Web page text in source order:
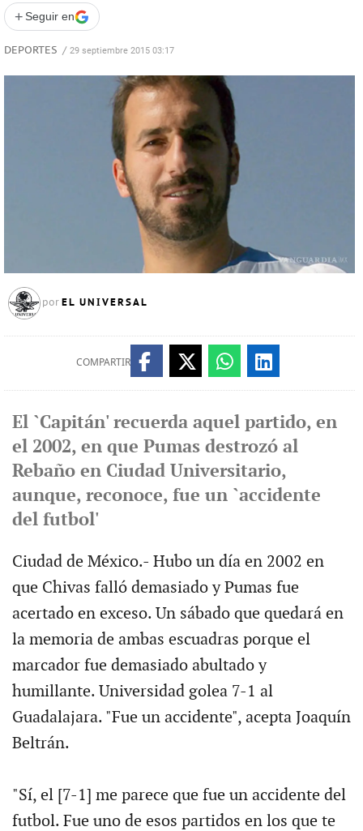
+ Seguir en
DEPORTES / 29 septiembre 2015 03:17
por EL UNIVERSAL
COMPARTIR
El `Capitán' recuerda aquel partido, en
el 2002, en que Pumas destrozó al
Rebaño en Ciudad Universitario,
aunque, reconoce, fue un `accidente
del futbol'
Ciudad de México.- Hubo un día en 2002 en
que Chivas falló demasiado y Pumas fue
acertado en exceso. Un sábado que quedará en
la memoria de ambas escuadras porque el
marcador fue demasiado abultado y
humillante. Universidad golea 7-1 al
Guadalajara. "Fue un accidente", acepta Joaquín
Beltrán.
"Sí, el [7-1] me parece que fue un accidente del
futbol. Fue uno de esos partidos en los que te